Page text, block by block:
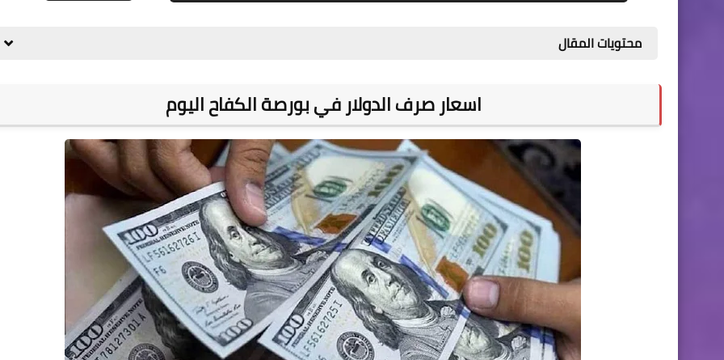
محتويات المقال
اسعار صرف الدولار في بورصة الكفاح اليوم
علي المالكي
04 أغسطس 2021